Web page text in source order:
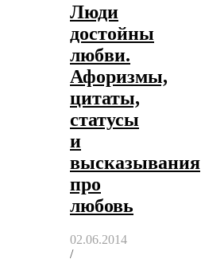
Люди
достойны
любви.
Афоризмы,
цитаты,
статусы
и
высказывания
про
любовь
02.06.2014
/